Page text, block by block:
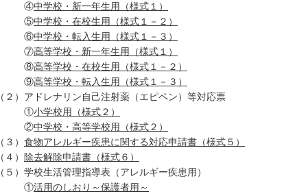
④中学校・新一年生用（様式１）
⑤中学校・在校生用（様式１－２）
⑥中学校・転入生用（様式１－３）
⑦高等学校・新一年生用（様式１）
⑧高等学校・在校生用（様式１－２）
⑨高等学校・転入生用（様式１－３）
（２）アドレナリン自己注射薬（エピペン）等対応票
①小学校用（様式２）
②中学校・高等学校用（様式２）
（３） 食物アレルギー疾患に関する対応申請書（様式５）
（４）
除去解除申請書（様式６）
（５）学校生活管理指導表（アレルギー疾患用）
①活用のしおり～保護者用～